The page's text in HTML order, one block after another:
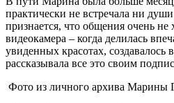
практически не встречала ни
признается, что общения очень не
видеокамера – когда делилась
увиденных красотах, создавалось
рассказывала все это своим
Фото из личного архива Марины